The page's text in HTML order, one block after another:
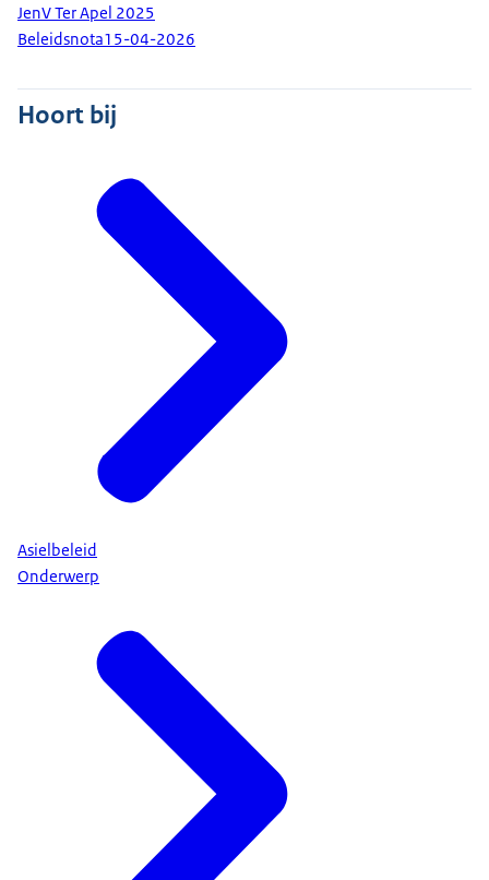
JenV Ter Apel 2025
Beleidsnota15-04-2026
Hoort bij
Asielbeleid
Onderwerp